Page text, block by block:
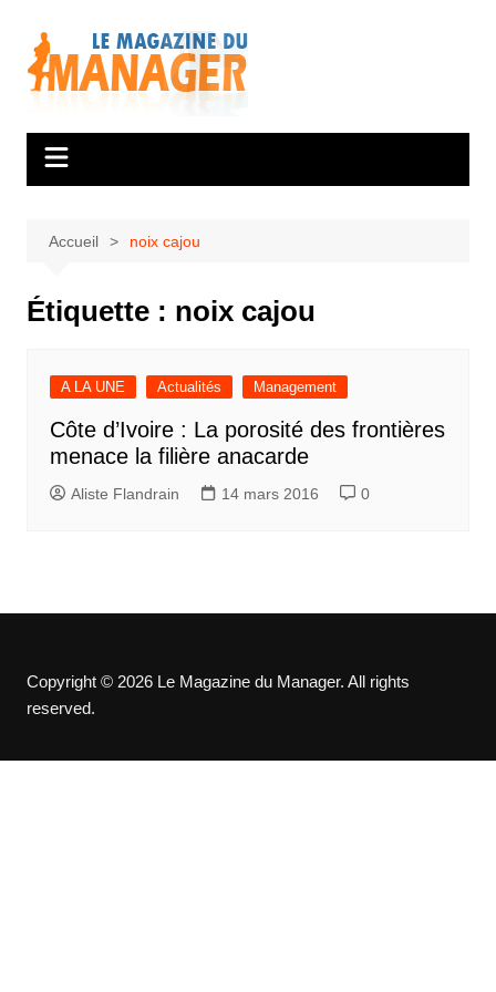
contenu
Accueil noix cajou
Étiquette : noix cajou
A LA UNE Actualités Management
Côte d’Ivoire : La porosité des frontières
menace la filière anacarde
Aliste Flandrain 14 mars 2016 0
Copyright © 2026 Le Magazine du Manager. All rights
reserved.